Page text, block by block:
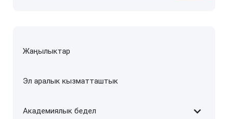
Жаңылыктар
Эл аралык кызматташтык
Академиялык бедел